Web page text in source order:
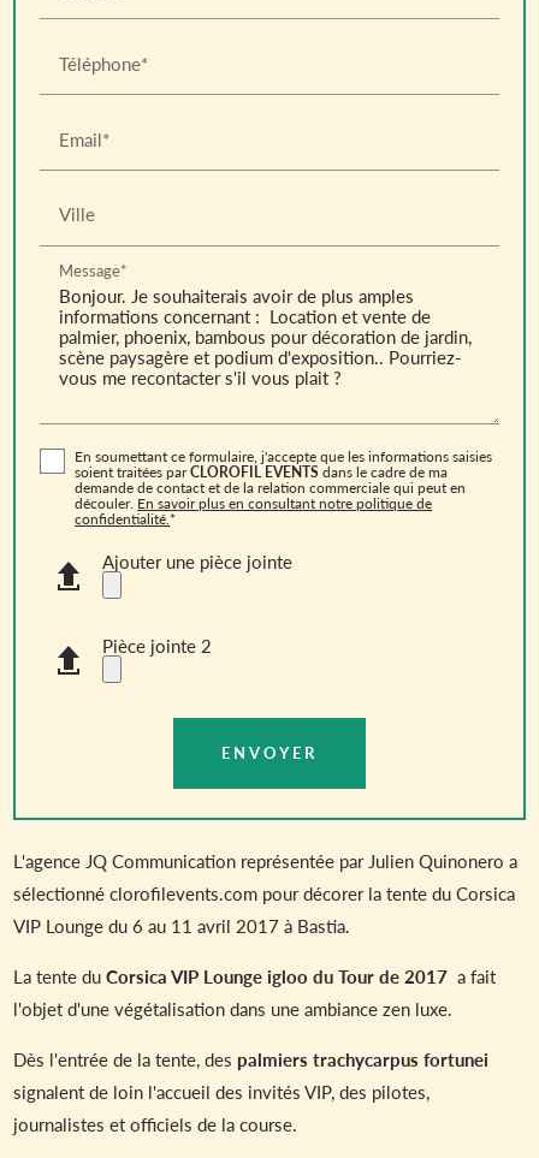
Téléphone*
Email*
Ville
Message*
En soumettant ce formulaire, j'accepte que les informations saisies
soient traitées parCLOROFIL EVENTS dans le cadre de ma
demande de contact et de la relation commerciale qui peut en
découler. En savoir plus en consultant notre politique de
confidentialité.*
Ajouter une pièce jointe
Pièce jointe 2
L'agence JQ Communication représentée par Julien Quinonero a
sélectionné clorofilevents.com pour décorer la tente du Corsica
VIP Lounge du 6 au 11 avril 2017 à Bastia.
La tente duCorsica VIP Lounge igloo du Tour de 2017 a fait
l'objet d'une végétalisation dans une ambiance zen luxe.
Dès l'entrée de la tente, des palmiers trachycarpus fortunei
signalent de loin l'accueil des invités VIP, des pilotes,
journalistes et officiels de la course.